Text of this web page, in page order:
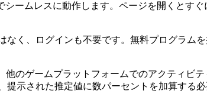
シームレスに動作します。ページを開くとす
く、ログインも不要です。無料プログラム
のゲームプラットフォームでのアクティビ
示された推定値に数パーセントを加算する必